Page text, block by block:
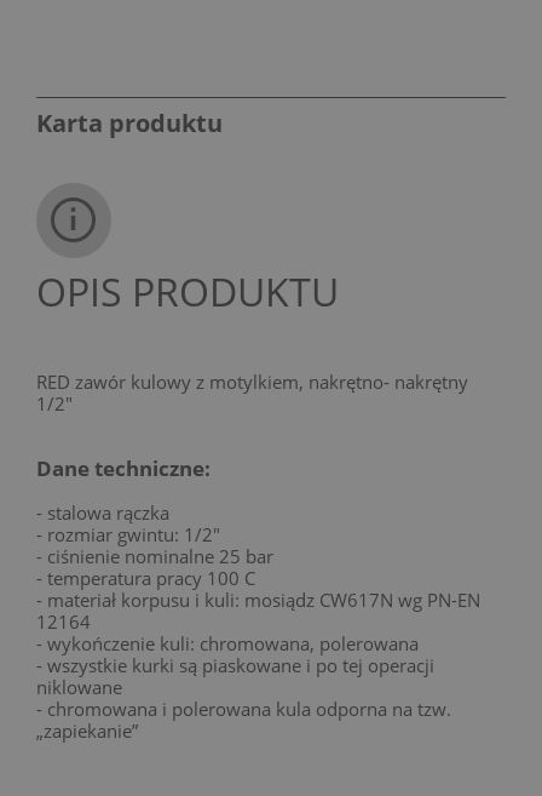
Karta produktu
OPIS PRODUKTU
RED zawór kulowy z motylkiem, nakrętno- nakrętny
1/2"
Dane techniczne:
- stalowa rączka
- rozmiar gwintu: 1/2"
- ciśnienie nominalne 25 bar
- temperatura pracy 100 C
- materiał korpusu i kuli: mosiądz CW617N wg PN-EN
12164
- wykończenie kuli: chromowana, polerowana
- wszystkie kurki są piaskowane i po tej operacji
niklowane
- chromowana i polerowana kula odporna na tzw.
„zapiekanie”